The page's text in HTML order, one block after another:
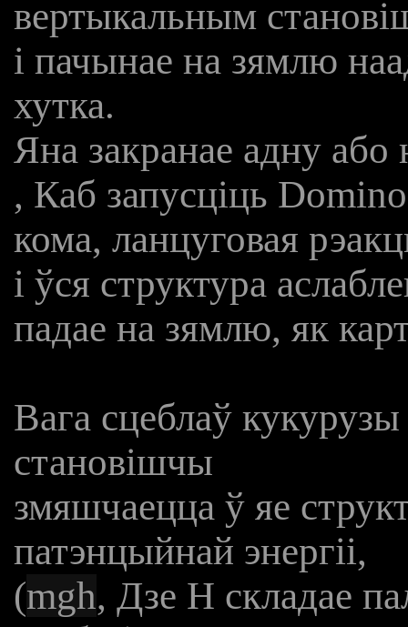
вертыкальным
і пачынае на зямлю
хутка.
Яна закранае адну або
, Каб запусціць
кома, ланцуговая
і ўся структура
падае на зямлю, як
Вага сцеблаў
становішчы
змяшчаецца ў яе
патэнцыйнай энергіі,
(mgh, Дзе Н складае